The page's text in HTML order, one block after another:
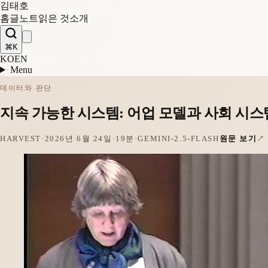
김태호
홈글 노트읽은 것소개
⌘K
KOEN
Menu
데이터와 판단
지속 가능한 시스템: 어업 모델과 사회 시스
HARVEST · 2026년 6월 24일 · 19분 ·GEMINI-2.5-FLASH 원문 보기